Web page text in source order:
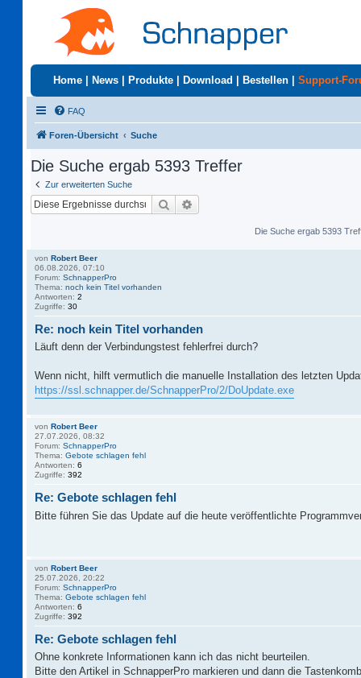
Home News Produkte Download Bestellen Support-
FAQ
Foren-Übersicht Suche
Die Suche ergab 5393 Treffer
Zur erweiterten Suche
Suche
Die Suche ergab 5393
von Robert Beer
06.08.2026, 07:10
Forum: SchnapperPro
Thema: noch kein Titel vorhanden
Antworten: 2
Zugriffe: 30
Re: noch kein Titel vorhanden
Läuft denn der Verbindungstest fehlerfrei durch?
Wenn nicht, hilft vermutlich die manuelle Installation des letzten
https://ssl.schnapper.de/SchnapperPro/2/DoUpdate.exe
von Robert Beer
27.07.2026, 08:32
Forum: SchnapperPro
Thema: Gebote schlagen fehl
Antworten: 6
Zugriffe: 392
Re: Gebote schlagen fehl
Bitte führen Sie das Update auf die heute veröffentlichte
von Robert Beer
25.07.2026, 20:22
Forum: SchnapperPro
Thema: Gebote schlagen fehl
Antworten: 6
Zugriffe: 392
Re: Gebote schlagen fehl
Ohne konkrete Informationen kann ich das nicht beurteilen.
Bitte den Artikel in SchnapperPro markieren und dann die